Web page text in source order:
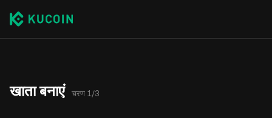
खाता बनाएं चरण 1/3